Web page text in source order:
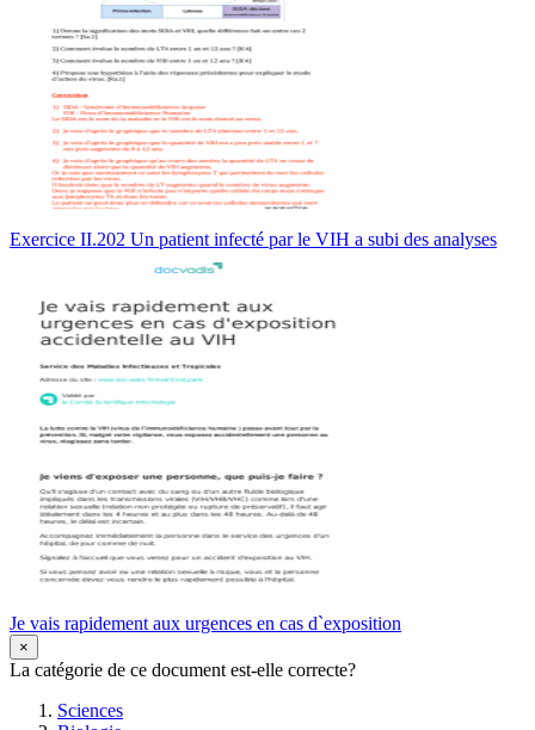
Exercice II.202 Un patient infecté par le VIH a subi des analyses
Je vais rapidement aux urgences en cas d`exposition
×
La catégorie de ce document est-elle correcte?
Sciences